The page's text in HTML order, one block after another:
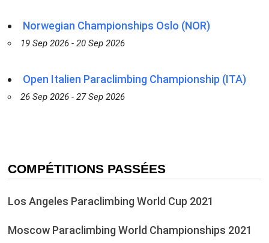
Norwegian Championships Oslo (NOR)
19 Sep 2026 - 20 Sep 2026
Open Italien Paraclimbing Championship (ITA)
26 Sep 2026 - 27 Sep 2026
COMPÉTITIONS PASSÉES
Los Angeles Paraclimbing World Cup 2021
Moscow Paraclimbing World Championships 2021